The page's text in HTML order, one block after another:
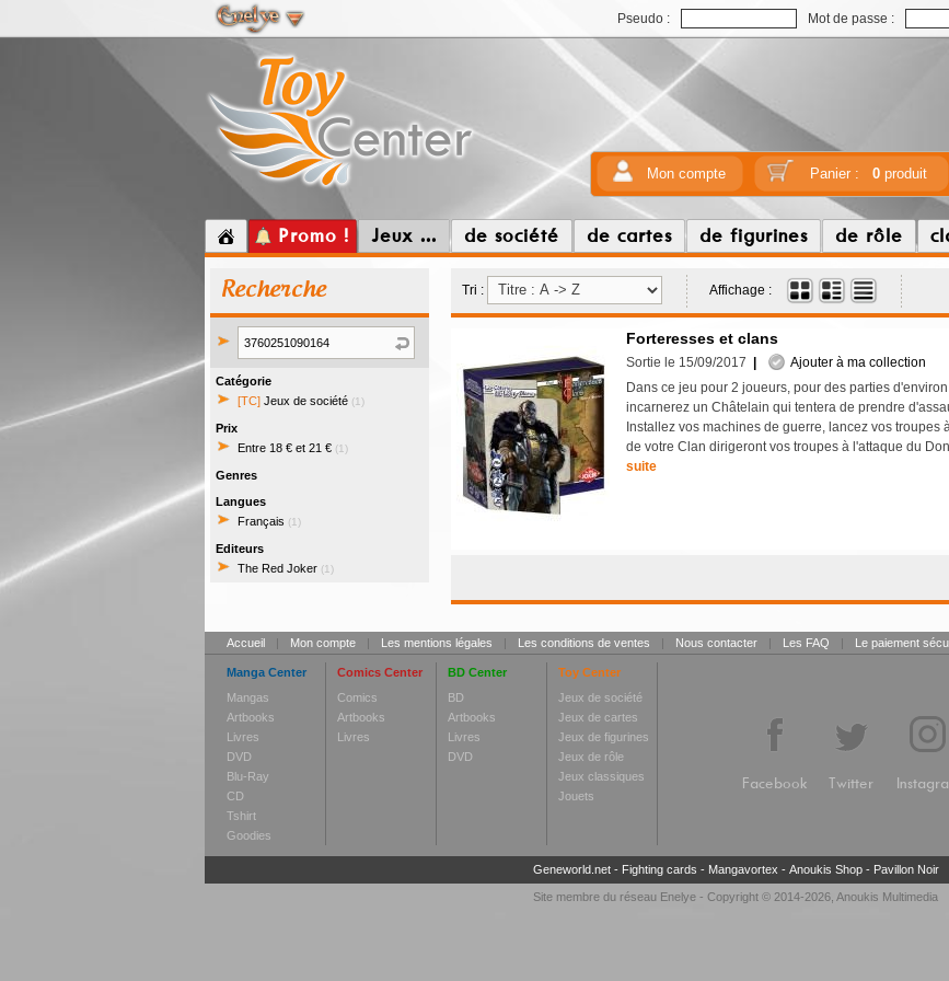
Pseudo : Mot de passe :
Mon compte Panier : 0produit
Promo ! Jeux ... de société de cartes de figurines de rôle
Recherche
Catégorie
[TC] Jeux de société (1)
Prix
Entre 18 € et 21 € (1)
Genres
Langues
Français (1)
Editeurs
The Red Joker (1)
Tri : Affichage :
Forteresses et clans
Sortie le 15/09/2017
Ajouter à ma collection
Dans ce jeu pour 2 joueurs, pour des parties
incarnerez un Châtelain qui tentera de prendre
Installez vos machines de guerre, lancez vos troupes
de votre Clan dirigeront vos troupes à l'attaque du
suite
Accueil | Mon compte | Les mentions légales | Les conditions de ventes | Nous contacter | Les FAQ | Le paiement
Manga Center
Mangas
Artbooks
Livres
DVD
Blu-Ray
CD
Tshirt
Goodies
Comics Center
Comics
Artbooks
Livres
BD Center
BD
Artbooks
Livres
DVD
Toy Center
Jeux de société
Jeux de cartes
Jeux de figurines
Jeux de rôle
Jeux classiques
Jouets
Facebook Twitter
Geneworld.net- Fighting cards - Mangavortex - Anoukis Shop- Pavillon Noir
Site membre du réseau Enelye - Copyright © 2014-2026, Anoukis Multimedia